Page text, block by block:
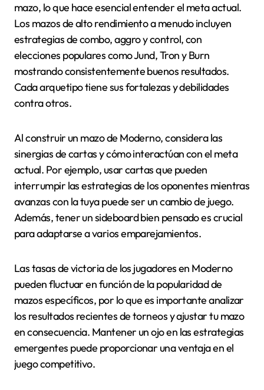
mazo, lo que hace esencial entender el meta actual.
Los mazos de alto rendimiento a menudo incluyen
estrategias de combo, aggro y control, con
elecciones populares como Jund, Tron y Burn
mostrando consistentemente buenos resultados.
Cada arquetipo tiene sus fortalezas y debilidades
contra otros.
Al construir un mazo de Moderno, considera las
sinergias de cartas y cómo interactúan con el meta
actual. Por ejemplo, usar cartas que pueden
interrumpir las estrategias de los oponentes mientras
avanzas con la tuya puede ser un cambio de juego.
Además, tener un sideboard bien pensado es crucial
para adaptarse a varios emparejamientos.
Las tasas de victoria de los jugadores en Moderno
pueden fluctuar en función de la popularidad de
mazos específicos, por lo que es importante analizar
los resultados recientes de torneos y ajustar tu mazo
en consecuencia. Mantener un ojo en las estrategias
emergentes puede proporcionar una ventaja en el
juego competitivo.